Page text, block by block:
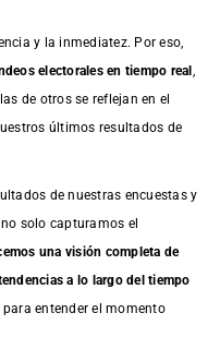
y la inmediatez. Por eso,
electorales en tiempo real
de otros se reflejan en el
últimos resultados de
de nuestras encuestasy
solo capturamos el
una visión completa de
a lo largo del tiempo
entender el momento